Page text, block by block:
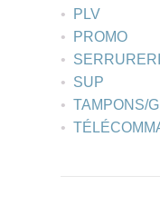
PLV
PROMO
SUP
TAMPONS/